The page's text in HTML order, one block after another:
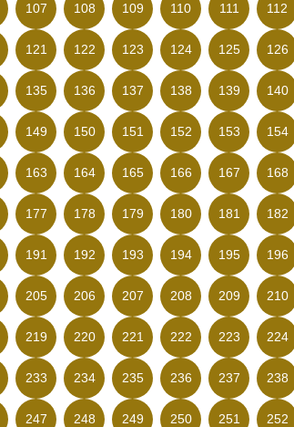
107 108 109 110 111 112
121 122 123 124 125 126
135 136 137 138 139 140
149 150 151 152 153 154
163 164 165 166 167 168
177 178 179 180 181 182
191 192 193 194 195 196
205 206 207 208 209 210
219 220 221 222 223 224
233 234 235 236 237 238
247 248 249 250 251 252